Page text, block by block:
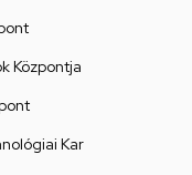
Központja
Kar